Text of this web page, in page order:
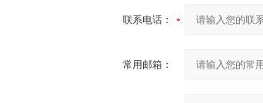
联系电话：
常用邮箱：